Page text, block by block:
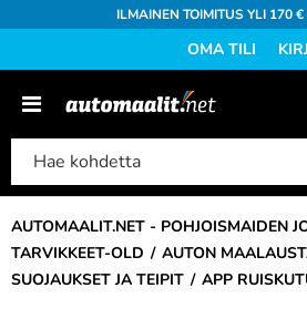
ILMAINEN TOIMITUS YLI 170
OMA TILI
AUTOMAALIT.NET - POHJOISMAIDEN
TARVIKKEET-OLD
AUTON
SUOJAUKSET JA TEIPIT
APP